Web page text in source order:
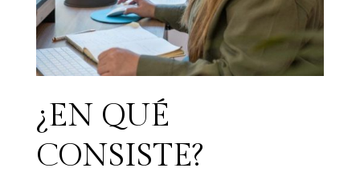
¿EN QUÉ
CONSISTE?